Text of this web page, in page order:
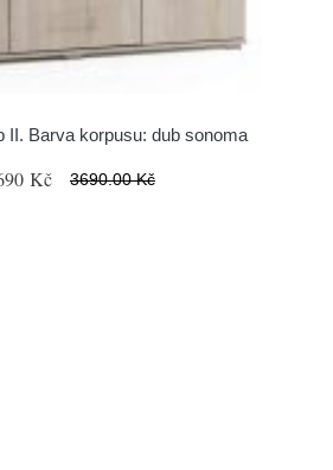
II. Barva korpusu: dub sonoma
Kč 3690.00 Kč